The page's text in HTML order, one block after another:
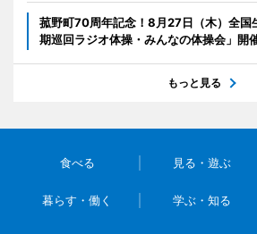
菰野町70周年記念！8月27日（木）全
期巡回ラジオ体操・みんなの体操会」開
もっと見る
食べる 見る・遊ぶ
暮らす・働く 学ぶ・知る